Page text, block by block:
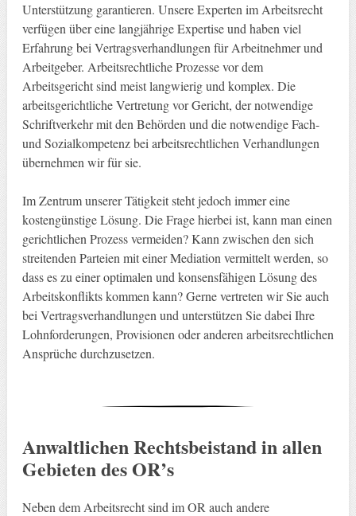
Unterstützung garantieren. Unsere Experten im Arbeitsrecht
verfügen über eine langjährige Expertise und haben viel
Erfahrung bei Vertragsverhandlungen für Arbeitnehmer und
Arbeitgeber. Arbeitsrechtliche Prozesse vor dem
Arbeitsgericht sind meist langwierig und komplex. Die
arbeitsgerichtliche Vertretung vor Gericht, der notwendige
Schriftverkehr mit den Behörden und die notwendige Fach-
und Sozialkompetenz bei arbeitsrechtlichen Verhandlungen
übernehmen wir für sie.
Im Zentrum unserer Tätigkeit steht jedoch immer eine
kostengünstige Lösung. Die Frage hierbei ist, kann man einen
gerichtlichen Prozess vermeiden? Kann zwischen den sich
streitenden Parteien mit einer Mediation vermittelt werden, so
dass es zu einer optimalen und konsensfähigen Lösung des
Arbeitskonflikts kommen kann? Gerne vertreten wir Sie auch
bei Vertragsverhandlungen und unterstützen Sie dabei Ihre
Lohnforderungen, Provisionen oder anderen arbeitsrechtlichen
Ansprüche durchzusetzen.
Anwaltlichen Rechtsbeistand in allen
Gebieten des OR’s
Neben dem Arbeitsrecht sind im OR auch andere